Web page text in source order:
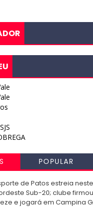
POPULAR
de Patos estreia
Sub-20; clube
e jogará em Campina